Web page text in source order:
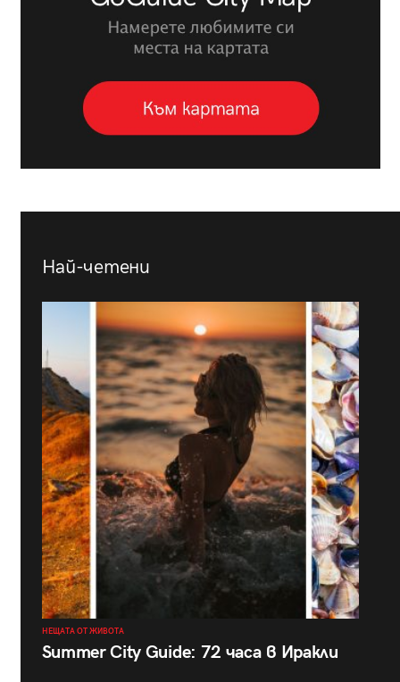
Най-четени
НЕЩАТА ОТ ЖИВОТА
Summer City Guide: 72 часа в Иракли